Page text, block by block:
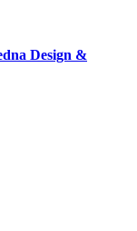
Design &